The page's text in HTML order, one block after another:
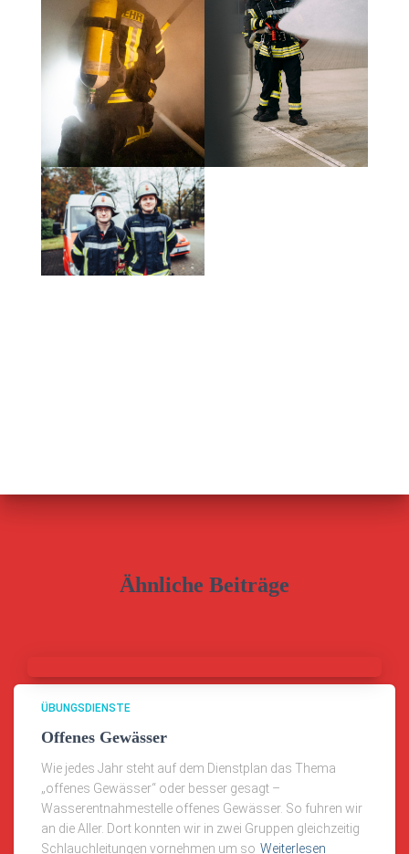
Ähnliche Beiträge
ÜBUNGSDIENSTE
Offenes Gewässer
Wie jedes Jahr steht auf dem Dienstplan das Thema
„offenes Gewässer“ oder besser gesagt –
Wasserentnahmestelle offenes Gewässer. So fuhren wir
an die Aller. Dort konnten wir in zwei Gruppen gleichzeitig
Schlauchleitungen vornehmen um so Weiterlesen